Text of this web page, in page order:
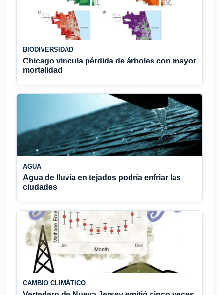
BIODIVERSIDAD
Chicago vincula pérdida de árboles con mayor
mortalidad
AGUA
Agua de lluvia en tejados podría enfriar las
ciudades
CAMBIO CLIMÁTICO